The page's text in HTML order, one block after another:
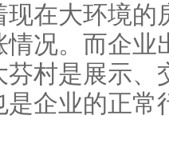
现在大环境的
情况。而企业
芬村是展示、
是企业的正常